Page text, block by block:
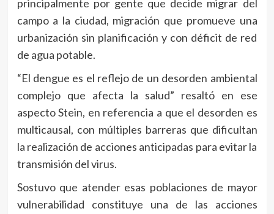
principalmente por gente que decide migrar del
campo a la ciudad, migración que promueve una
urbanización sin planificación y con déficit de red
de agua potable.
“El dengue es el reflejo de un desorden ambiental
complejo que afecta la salud” resaltó en ese
aspecto Stein, en referencia a que el desorden es
multicausal, con múltiples barreras que dificultan
la realización de acciones anticipadas para evitar la
transmisión del virus.
Sostuvo que atender esas poblaciones de mayor
vulnerabilidad constituye una de las acciones